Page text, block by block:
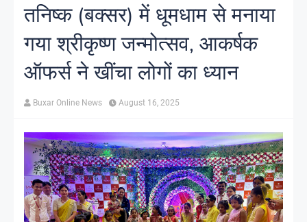
तनिष्क (बक्सर) में धूमधाम से मनाया
गया श्रीकृष्ण जन्मोत्सव, आकर्षक
ऑफर्स ने खींचा लोगों का ध्यान
Buxar Online News August 16, 2025